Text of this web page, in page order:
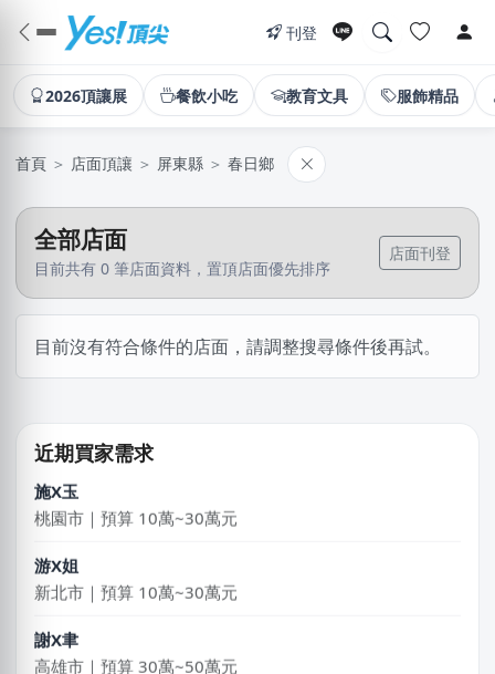
刊登
2026頂讓展 餐飲小吃 教育文具 服飾精品
首頁 ＞ 店面頂讓 ＞ 屏東縣 ＞ 春日鄉
全部店面
目前共有 0 筆店面資料，置頂店面優先排序
店面刊登
目前沒有符合條件的店面，請調整搜尋條件後再試。
近期買家需求
李X綺
桃園市｜預算 10萬~30萬元
施X玉
桃園市｜預算 10萬~30萬元
游X姐
新北市｜預算 10萬~30萬元
謝X聿
高雄市｜預算 30萬~50萬元